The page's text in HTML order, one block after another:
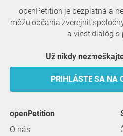
openPetition je bezplatná a
môžu občania zverejniť
a viesť dialóg s
Už nikdy
PRIHLÁSTE SA NA
openPetition
O nás